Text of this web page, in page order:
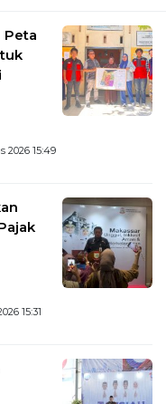
Peta
2026 15:49
15:31